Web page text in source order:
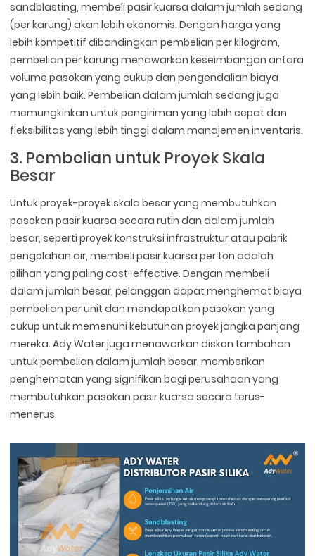
sandblasting, membeli pasir kuarsa dalam jumlah sedang
(per karung) akan lebih ekonomis. Dengan harga yang
lebih kompetitif dibandingkan pembelian per kilogram,
pembelian per karung menawarkan keseimbangan antara
volume pasokan yang cukup dan pengendalian biaya
yang lebih baik. Pembelian dalam jumlah sedang juga
memungkinkan untuk pengiriman yang lebih cepat dan
fleksibilitas yang lebih tinggi dalam manajemen inventaris.
3. Pembelian untuk Proyek Skala
Besar
Untuk proyek-proyek skala besar yang membutuhkan
pasokan pasir kuarsa secara rutin dan dalam jumlah
besar, seperti proyek konstruksi infrastruktur atau pabrik
pengolahan air, membeli pasir kuarsa per ton adalah
pilihan yang paling cost-effective. Dengan membeli
dalam jumlah besar, pelanggan dapat menghemat biaya
pembelian per unit dan mendapatkan pasokan yang
cukup untuk memenuhi kebutuhan proyek jangka panjang
mereka. Ady Water juga menawarkan diskon tambahan
untuk pembelian dalam jumlah besar, memberikan
penghematan yang signifikan bagi perusahaan yang
membutuhkan pasokan pasir kuarsa secara terus-
menerus.